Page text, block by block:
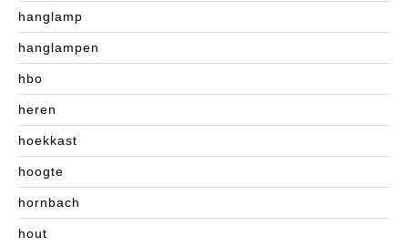
hanglamp
hanglampen
hbo
heren
hoekkast
hoogte
hornbach
hout